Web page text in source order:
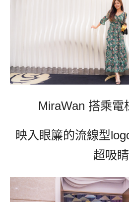
MiraWan 搭乘電
映入眼簾的流線型
超吸睛